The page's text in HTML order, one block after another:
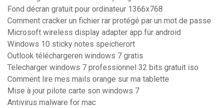
Fond décran gratuit pour ordinateur 1366x768
Comment cracker un fichier rar protégé par un mot de passe
Microsoft wireless display adapter app für android
Windows 10 sticky notes speicherort
Outlook téléchargeren windows 7 gratis
Telecharger windows 7 professionnel 32 bits gratuit iso
Comment lire mes mails orange sur ma tablette
Mise à jour pilote carte son windows 7
Antivirus malware for mac